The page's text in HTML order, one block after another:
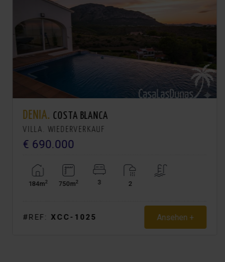
DENIA. COSTA BLANCA
VILLA. WIEDERVERKAUF
€ 690.000
184m2 750m2 3 2
#REF: XCC-1025 Ansehen +